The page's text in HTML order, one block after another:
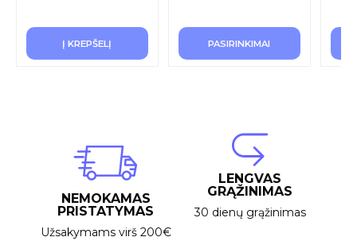
Į KREPŠELĮ PASIRINKIMAI
NEMOKAMAS
PRISTATYMAS
Užsakymams virš 200€
LENGVAS
GRĄŽINIMAS
30 dienų grąžinimas